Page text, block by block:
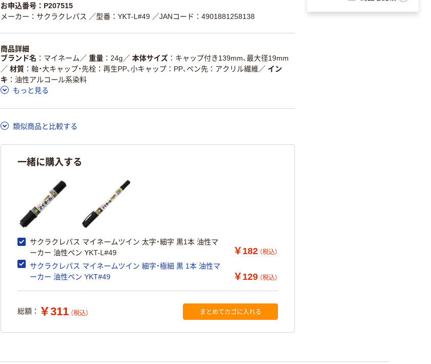
お申込番号：P207515
メーカー：サクラクレパス ／型番：YKT-L#49 ／JANコード：4901881258138
商品詳細
ブランド名
マイネーム ／ 重量 24g ／ 本体サイズ
キャップ付き139mm、最大径19mm
／ 材質 軸・大キャップ・先栓：再生PP、小キャップ：PP、ペン先：アクリル繊維／ イン
キ
油性アルコール系染料
もっと見る
類似商品と比較する
一緒に購入する
サクラクレパス マイネームツイン 太字・細字 黒1本 油性マ
ーカー 油性ペン YKT-L#49
￥182 （税込）
サクラクレパス マイネームツイン 細字・極細 黒 1本 油性マ
ーカー 油性ペン YKT#49
￥129 （税込）
総額： ￥311 （税込） まとめてカゴに入れる